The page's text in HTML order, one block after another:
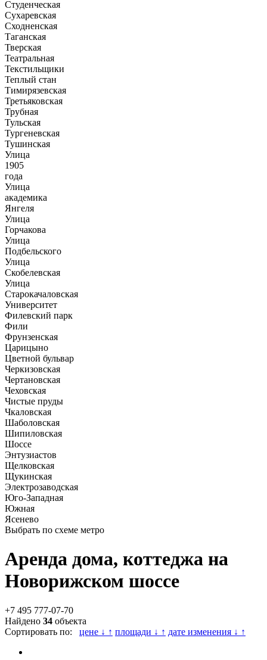
Студенческая
Сухаревская
Сходненская
Таганская
Тверская
Театральная
Текстильщики
Теплый стан
Тимирязевская
Третьяковская
Трубная
Тульская
Тургеневская
Тушинская
Улица
1905
года
Улица
академика
Янгеля
Улица
Горчакова
Улица
Подбельского
Улица
Скобелевская
Улица
Старокачаловская
Университет
Филевский парк
Фили
Фрунзенская
Царицыно
Цветной бульвар
Черкизовская
Чертановская
Чеховская
Чистые пруды
Чкаловская
Шаболовская
Шипиловская
Шоссе
Энтузиастов
Щелковская
Щукинская
Электрозаводская
Юго-Западная
Южная
Ясенево
Выбрать по схеме метро
Аренда дома, коттеджа на
Новорижском шоссе
+7 495 777-07-70
Найдено 34 объекта
Сортировать по: цене ↓ ↑ площади ↓ ↑ дате изменения ↓ ↑